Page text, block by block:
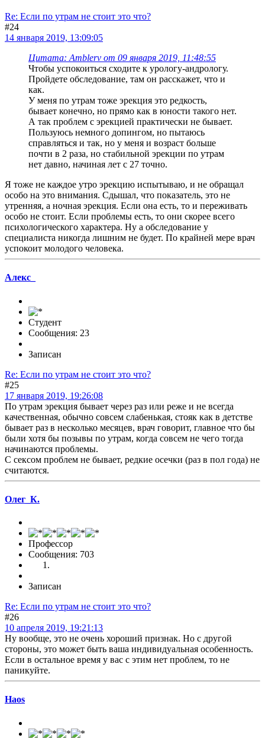
Re: Если по утрам не стоит это что?
#24
14 января 2019, 13:09:05
Цитата: Amblerv от 09 января 2019, 11:48:55
Чтобы успокоиться сходите к урологу-андрологу.
Пройдете обследование, там он расскажет, что и
как.
У меня по утрам тоже эрекция это редкость,
бывает конечно, но прямо как в юности такого нет.
А так проблем с эрекцией практически не бывает.
Пользуюсь немного допингом, но пытаюсь
справляться и так, но у меня и возраст больше
почти в 2 раза, но стабильной эрекции по утрам
нет давно, начиная лет с 27 точно.
Я тоже не каждое утро эрекцию испытываю, и не обращал
особо на это внимания. Сдышал, что показатель, это не
утренняя, а ночная эрекция. Если она есть, то и переживать
особо не стоит. Если проблемы есть, то они скорее всего
психологического характера. Ну а обследование у
специалиста никогда лишним не будет. По крайней мере врач
успокоит молодого человека.
Алекс_
Студент
Сообщения: 23
Записан
Re: Если по утрам не стоит это что?
#25
17 января 2019, 19:26:08
По утрам эрекция бывает через раз или реже и не всегда
качественная, обычно совсем слабенькая, стояк как в детстве
бывает раз в несколько месяцев, врач говорит, главное что бы
были хотя бы позывы по утрам, когда совсем не чего тогда
начинаются проблемы.
С сексом проблем не бывает, редкие осечки (раз в пол года) не
считаются.
Олег_К.
Профессор
Сообщения: 703
Записан
Re: Если по утрам не стоит это что?
#26
10 апреля 2019, 19:21:13
Ну вообще, это не очень хороший признак. Но с другой
стороны, это может быть ваша индивидуальная особенность.
Если в остальное время у вас с этим нет проблем, то не
паникуйте.
Haos